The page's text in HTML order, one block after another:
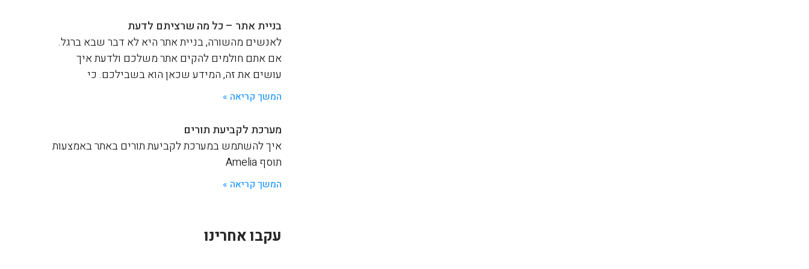
בניית אתר – כל מה שרציתם לדעת
לאנשים מהשורה, בניית אתר היא לא דבר שבא ברגל.
אם אתם חולמים להקים אתר משלכם ולדעת איך
עושים את זה, המידע שכאן הוא בשבילכם. כי
המשך קריאה »
מערכת לקביעת תורים
איך להשתמש במערכת לקביעת תורים באתר באמצעות
תוסף Amelia
המשך קריאה »
עקבו אחרינו